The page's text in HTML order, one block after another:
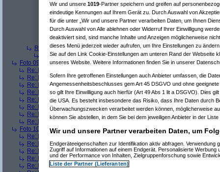
Re(7): Foto 08(incalam 26.05.2008, 21:25:52)
Re(8): Foto 08(Hardware_Crasham 26.05.2008,
Re(9): Foto 08(incalam 26.05.2008, 21:55:49)
Re(10): Foto 08
Hardware_Crasham
am 26.05.2008,
Re(12): Foto 08(Hardware_Crasham
Re(2): Foto 08(Srv-02am 26.05.2008, 09:58:02)
Re(3): Foto 08(incalam 26.05.2008, 20:46:08)
Foto 09
phjam 21.05.2008, 17:46:17)
Re: Foto 09
Re: Foto 09(roo_kieam 22.05.2008, 00:06:11)
Re: Foto 09(gibberisham 23.05.2008, 09:03:43)
Re: Foto 09(Amorphisam 23.05.2008, 10:40:33)
Re: Foto 09 (Ugh!am 23.05.2008, 11:38:45)
Re: Foto 09(ms mcgyveram 23.05.2008, 22:45:45)
Re: Foto 09
Hardware_Crash am 23.05.2008, 23:49:18)
Re: Foto 09
am 24.05.2008, 13:46:55)
Foto 10
phjam 21.05.2008, 17:46:40)
Re: Foto 10
Re: Foto 10(gibberisham 23.05.2008, 09:05:46)
Re: Foto 10(Amorphisam 23.05.2008, 10:42:24)
Re: Foto 10(Ugh!am 23.05.2008, 11:40:50)
Re: Foto 10(ms mcgyveram 23.05.2008, 22:50:31)
Wir und unsere 1019-Partner speichern und greifen auf
eindeutige Kennungen auf Ihrem Gerät zu. Durch Auswahl von
für die unter „Wir und unsere Partner verarbeiten Daten, um Ihnen
Durch Auswahl von Alle ablehnen oder Widerruf Ihrer Einwilligung
deaktiviert sind, sind manche Inhalte und Anzeigen möglicherweise
dieses Menü jederzeit wieder aufrufen, um Ihre Einstellungen zu
Sie auf den Link Cookie-Einstellungen am unteren Rand der Webseite
unseres Website. Weitere Informationen finden Sie in unserer
Sofern Ihre getroffenen Einstellungen auch Anbieter umfassen, die
Angemessenheitsbeschlusses gem Art 45 DSGVO und ohne
so gilt Ihre Einwilligung auch hierfür (Art 49 Abs 1 lit a DSGVO). Dies
die USA. Es besteht insbesondere das Risiko, dass Ihre Daten durch
Überwachungszwecken verarbeitet werden können, möglicherweise
können Sie abstellen, in dem Sie bei dem jeweiligen Anbieter in der
Wir und unsere Partner verarbeiten Daten, um
Endgeräteeigenschaften zur Identifikation aktiv abfragen. Verwendung
Zugriff auf Informationen auf einem Endgerät. Personalisierte Werbung
und der Performance von Inhalten, Zielgruppenforschung sowie
Liste der Partner (Lieferanten)